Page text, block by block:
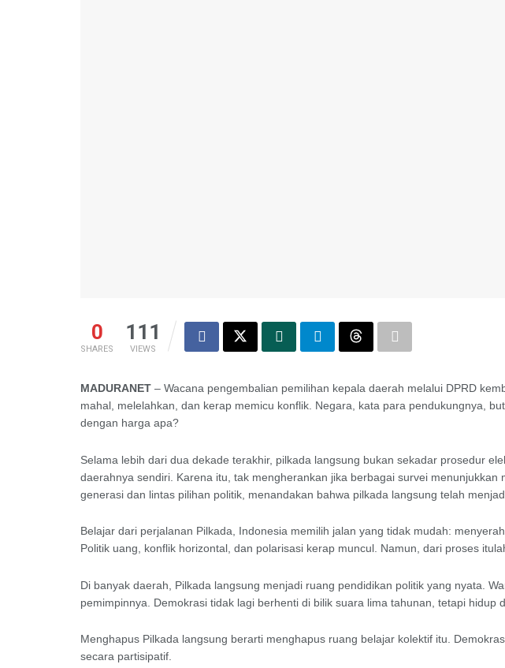
0
SHARES
111
VIEWS
MADURANET – Wacana pengembalian pemilihan kepala daerah melalui DPRD
mahal, melelahkan, dan kerap memicu konflik. Negara, kata para pendukungnya,
dengan harga apa?
Selama lebih dari dua dekade terakhir, pilkada langsung bukan sekadar prosedur
daerahnya sendiri. Karena itu, tak mengherankan jika berbagai survei
generasi dan lintas pilihan politik, menandakan bahwa pilkada langsung telah
Belajar dari perjalanan Pilkada, Indonesia memilih jalan yang tidak mudah:
Politik uang, konflik horizontal, dan polarisasi kerap muncul. Namun, dari proses
Di banyak daerah, Pilkada langsung menjadi ruang pendidikan politik yang nyata.
pemimpinnya. Demokrasi tidak lagi berhenti di bilik suara lima tahunan, tetapi hidup
Menghapus Pilkada langsung berarti menghapus ruang belajar kolektif itu.
secara partisipatif.